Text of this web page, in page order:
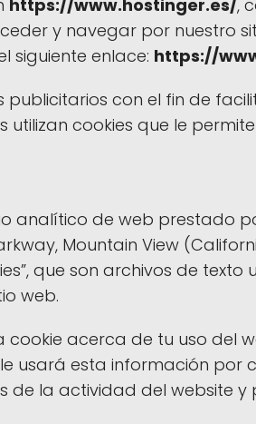
https://www.hostinger.es/,
y navegar por nuestro
siguiente enlace: https://
publicitarios con el fin de
utilizan cookies que le
analítico de web prestado
Mountain View
que son archivos de
web.
cookie acerca de tu uso del
usará esta información por
de la actividad del website